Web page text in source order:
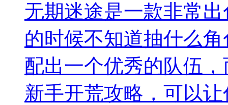
无期迷途是一款非常
的时候不知道抽什么
配出一个优秀的队伍
新手开荒攻略，可以